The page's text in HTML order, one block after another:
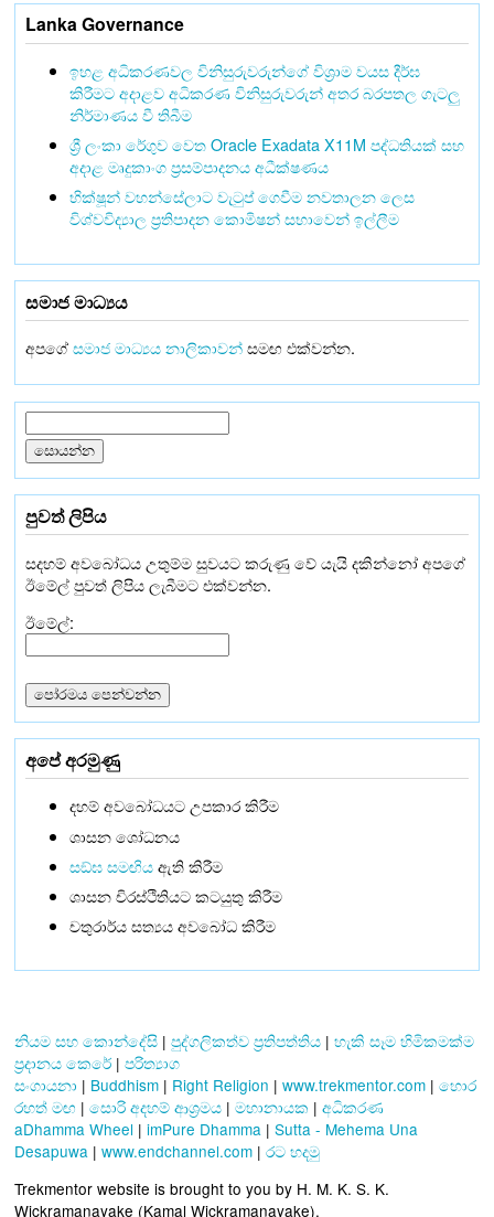
Lanka Governance
ඉහළ අධිකරණවල විනිසුරුවරුන්ගේ විශ්‍රාම වයස දීර්ඝ
කිරීමට අදාළව අධිකරණ විනිසුරුවරුන් අතර බරපතල ගැටලු
නිර්මාණය වී තිබීම
ශ්‍රී ලංකා රේගුව වෙත Oracle Exadata X11M පද්ධතියක් සහ
අදාළ මෘදුකාංග ප්‍රසම්පාදනය අධීක්ෂණය
භික්ෂූන් වහන්සේලාට වැටුප් ගෙවීම නවතාලන ලෙස
විශ්වවිද්‍යාල ප්‍රතිපාදන කොමිෂන් සභාවෙන් ඉල්ලීම
සමාජ මාධ්‍යය
අපගේසමාජ මාධ්‍යය නාලිකාවන්සමඟ එක්වන්න.
පුවත් ලිපිය
සදහම් අවබෝධය උතුම්ම සුවයට කරුණු වේ යැයි දකින්නෝ අපගේ
ඊමේල් පුවත් ලිපිය ලැබීමට එක්වන්න.
ඊමේල්:
අපේ අරමුණු
දහම් අවබෝධයට උපකාර කිරීම
ශාසන ශෝධනය
සඞ්‌ඝ සමඟියඇති කිරීම
ශාසන චිරස්ථිතියට කටයුතු කිරීම
චතුරාර්ය සත්‍යය අවබෝධ කිරීම
නියම සහ කොන්දේසි | පුද්ගලිකත්ව ප්‍රතිපත්තිය | හැකි සෑම හිමිකමක්ම
ප්‍රදානය කෙරේ | පරිත්‍යාග
සංගායනා | Buddhism | Right Religion | www.trekmentor.com | හොර
රහත් මඟ | සොරි අදහම් ආශ්‍රමය | මහානායක | අධිකරණ
aDhamma Wheel | imPure Dhamma | Sutta - Mehema Una
Desapuwa | www.endchannel.com | රට හදමු
Trekmentor website is brought to you by H. M. K. S. K.
Wickramanayake (Kamal Wickramanayake).